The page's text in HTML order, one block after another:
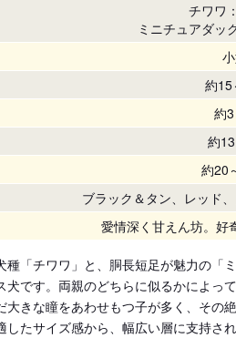
チワワ
ミニチュアダッ
約15
約
約
約20
ブラック＆タン、レッド
愛情深く甘えん坊。好
種「チワワ」と、胴長短足が魅力の「
犬です。両親のどちらに似るかによっ
大きな瞳をあわせもつ子が多く、その
たサイズ感から、幅広い層に支持され